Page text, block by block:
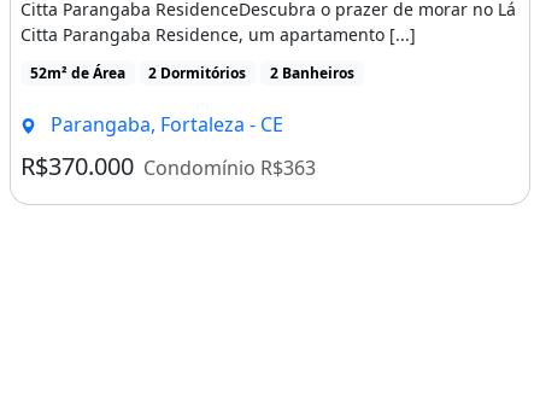
Citta Parangaba ResidenceDescubra o prazer de morar no Lá
Citta Parangaba Residence, um apartamento [...]
52m² de Área 2 Dormitórios 2 Banheiros
Parangaba, Fortaleza - CE
R$370.000 Condomínio R$363